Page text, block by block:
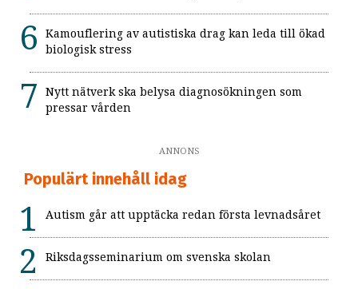
Kamouflering av autistiska drag kan leda till ökad
biologisk stress
Nytt nätverk ska belysa diagnosökningen som
pressar vården
ANNONS
Populärt innehåll idag
Autism går att upptäcka redan första levnadsåret
Riksdagsseminarium om svenska skolan